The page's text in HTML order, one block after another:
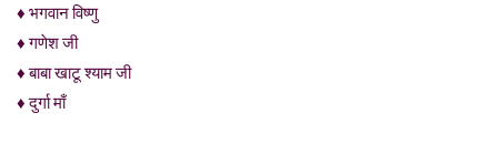
♦ भगवान विष्णु
♦ गणेश जी
♦ बाबा खाटू श्याम जी
♦ दुर्गा माँ